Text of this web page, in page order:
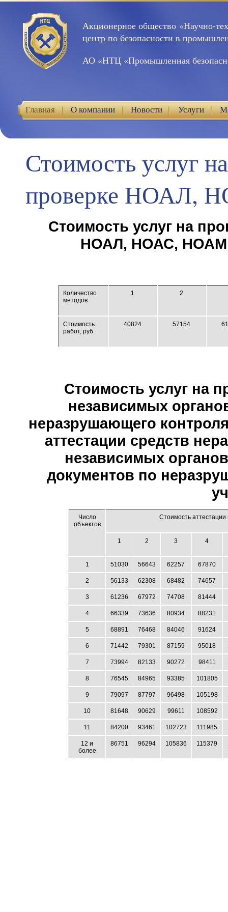
Акционерное общество «Научно-
центр по безопасности в
АО «НТЦ «Промышленная
Главная О компании Новости Услуги
Стоимость услуг
проверке НОАЛ,
Стоимость услуг на
НОАЛ, НОАС, НОАМ
Количество
методов
1 2
Стоимость
работ, руб.
40824 57154
Стоимость услуг на
независимых
неразрушающего
аттестации средств
независимых
документов по
Число
объектов
Стоимость аттестации
1 2 3 4
1 51030 56643 62257 67870
2 56133 62308 68482 74657
3 61236 67972 74708 81444
4 66339 73636 80934 88231
5 68891 76468 84046 91624
6 71442 79301 87159 95018
7 73994 82133 90272 98411
8 76545 84965 93385 101805
9 79097 87797 96498 105198
10 81648 90629 99611 108592
11 84200 93461 102723 111985
12 и
более
86751 96294 105836 115379